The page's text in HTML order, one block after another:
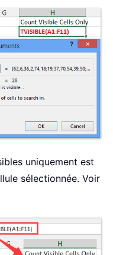
uniquement est
sélectionnée. Voir